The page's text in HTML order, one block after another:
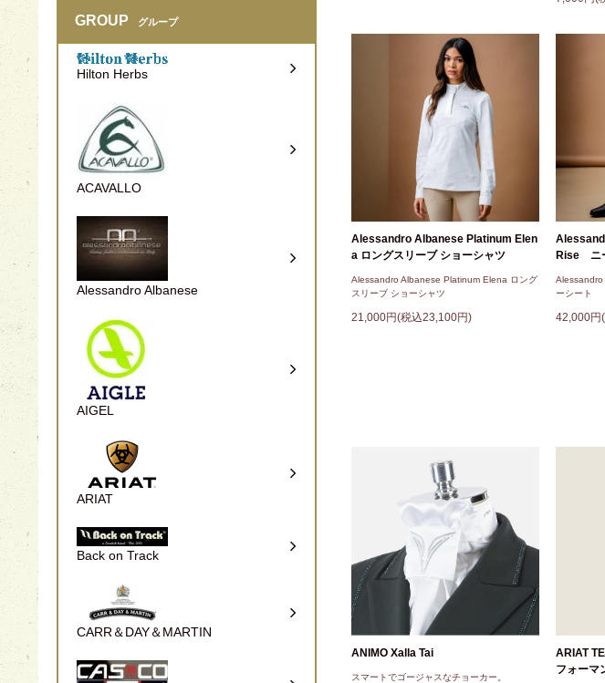
Alessandro Albanese Platinum Elen
a ロングスリーブ ショーシャツ
Alessandro Albanese Platinum Elena ロング
スリーブ ショーシャツ
21,000円(税込23,100円)
Rise ニ
ーシート
42,000円
ANIMO Xalla Tai
スマートでゴージャスなチョーカー。
ARIAT
フォー
GROUP グループ
Hilton Herbs
ACAVALLO
Alessandro Albanese
AIGEL
ARIAT
Back on Track
CARR＆DAY＆MARTIN